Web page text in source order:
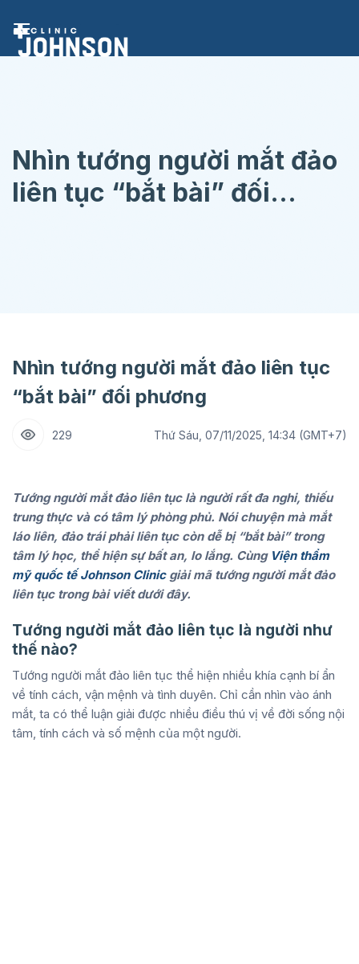
đến
Nhìn tướng người mắt đảo
liên tục “bắt bài” đối
Nhìn tướng người mắt đảo liên tục
“bắt bài” đối phương
229 Thứ Sáu, 07/11/2025, 14:34 (GMT+7)
Tướng người mắt đảo liên tục là người rất đa nghi, thiếu
trung thực và có tâm lý phòng phủ. Nói chuyện mà mắt
láo liên, đảo trái phải liên tục còn dễ bị “bắt bài” trong
tâm lý học, thể hiện sự bất an, lo lắng. Cùng Viện thẩm
mỹ quốc tế Johnson Clinicgiải mã tướng người mắt đảo
liên tục trong bài viết dưới đây.
Tướng người mắt đảo liên tục là người như
thế nào?
Tướng người mắt đảo liên tục thể hiện nhiều khía cạnh bí ẩn
về tính cách, vận mệnh và tình duyên. Chỉ cần nhìn vào ánh
mắt, ta có thể luận giải được nhiều điều thú vị về đời sống nội
tâm, tính cách và số mệnh của một người.